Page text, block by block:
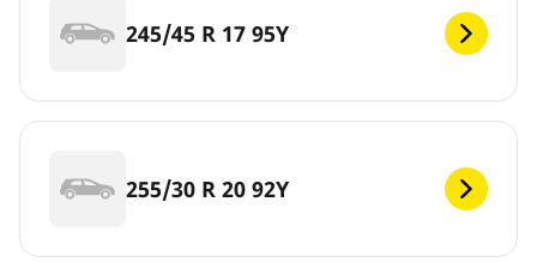
245/45 R 17 95Y
255/30 R 20 92Y